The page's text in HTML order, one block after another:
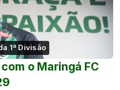
1ª Divisão
o Maringá FC